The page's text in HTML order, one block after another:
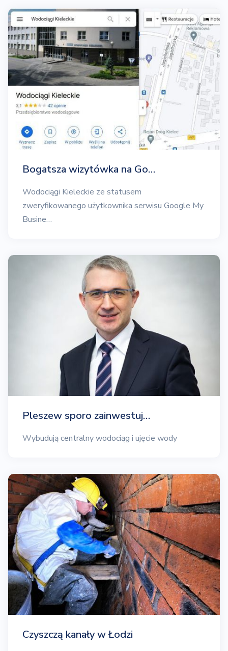
Bogatsza wizytówka na Go…
Wodociągi Kieleckie ze statusem
zweryfikowanego użytkownika serwisu Google My
Busine…
Pleszew sporo zainwestuj…
Wybudują centralny wodociąg i ujęcie wody
Czyszczą kanały w Łodzi